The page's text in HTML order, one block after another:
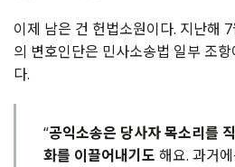
이제 남은 건 헌법소원이다. 지난해 7
의 변호인단은 민사소송법 일부 조
다.
“공익소송은 당사자 목소리를
화를 이끌어내기도 해요. 과거